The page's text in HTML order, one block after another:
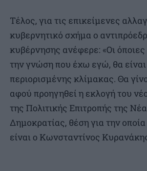
Τέλος, για τις επικείμενες
κυβερνητικό σχήμα ο
κυβέρνησης ανέφερε: «Οι
την γνώση που έχω εγώ, θα είναι
περιορισμένης κλίμακας. Θα
αφού προηγηθεί η εκλογή του
της Πολιτικής Επιτροπής της
Δημοκρατίας, θέση για την
είναι ο Κωνσταντίνος